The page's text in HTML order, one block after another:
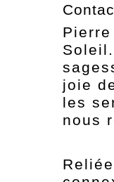
joie
les
nous